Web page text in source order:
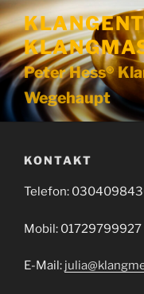
Zum
Inhalt
springen
Peter Hess®
Wegehaupt
KONTAKT
Telefon:
Mobil: 01729799927
E-Mail: